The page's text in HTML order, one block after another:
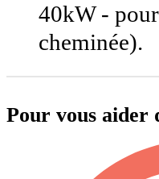
40kW -
cheminée).
Pour vous aider